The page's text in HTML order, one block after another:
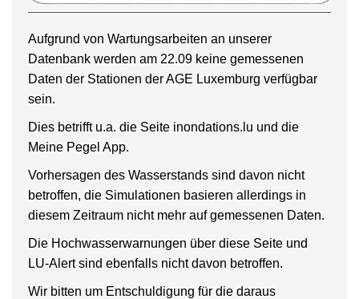
Aufgrund von Wartungsarbeiten an unserer
Datenbank werden am 22.09 keine gemessenen
Daten der Stationen der AGE Luxemburg verfügbar
sein.
Dies betrifft u.a. die Seite inondations.lu und die
Meine Pegel App.
Vorhersagen des Wasserstands sind davon nicht
betroffen, die Simulationen basieren allerdings in
diesem Zeitraum nicht mehr auf gemessenen Daten.
Die Hochwasserwarnungen über diese Seite und
LU-Alert sind ebenfalls nicht davon betroffen.
Wir bitten um Entschuldigung für die daraus